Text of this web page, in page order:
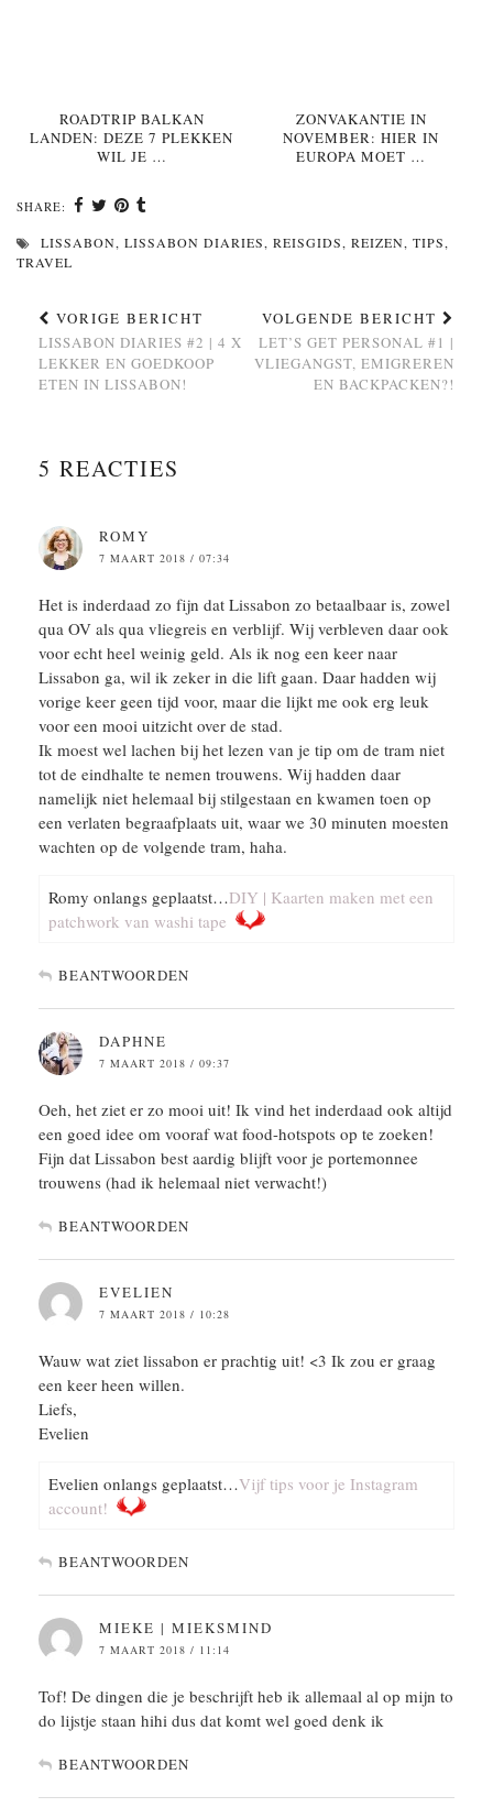
ROADTRIP BALKAN
LANDEN: DEZE 7 PLEKKEN
WIL JE …
ZONVAKANTIE IN
NOVEMBER: HIER IN
EUROPA MOET …
SHARE:
LISSABON, LISSABON DIARIES, REISGIDS, REIZEN, TIPS,
TRAVEL
VORIGE BERICHT
LISSABON DIARIES #2 | 4 X
LEKKER EN GOEDKOOP
ETEN IN LISSABON!
VOLGENDE BERICHT
LET’S GET PERSONAL #1 |
VLIEGANGST, EMIGREREN
EN BACKPACKEN?!
5 REACTIES
ROMY
7 MAART 2018 / 07:34
Het is inderdaad zo fijn dat Lissabon zo betaalbaar is, zowel
qua OV als qua vliegreis en verblijf. Wij verbleven daar ook
voor echt heel weinig geld. Als ik nog een keer naar
Lissabon ga, wil ik zeker in die lift gaan. Daar hadden wij
vorige keer geen tijd voor, maar die lijkt me ook erg leuk
voor een mooi uitzicht over de stad.
Ik moest wel lachen bij het lezen van je tip om de tram niet
tot de eindhalte te nemen trouwens. Wij hadden daar
namelijk niet helemaal bij stilgestaan en kwamen toen op
een verlaten begraafplaats uit, waar we 30 minuten moesten
wachten op de volgende tram, haha.
Romy onlangs geplaatst…DIY | Kaarten maken met een
patchwork van washi tape
BEANTWOORDEN
DAPHNE
7 MAART 2018 / 09:37
Oeh, het ziet er zo mooi uit! Ik vind het inderdaad ook altijd
een goed idee om vooraf wat food-hotspots op te zoeken!
Fijn dat Lissabon best aardig blijft voor je portemonnee
trouwens (had ik helemaal niet verwacht!)
BEANTWOORDEN
EVELIEN
7 MAART 2018 / 10:28
Wauw wat ziet lissabon er prachtig uit! <3 Ik zou er graag
een keer heen willen.
Liefs,
Evelien
Evelien onlangs geplaatst…Vijf tips voor je Instagram
account!
BEANTWOORDEN
MIEKE | MIEKSMIND
7 MAART 2018 / 11:14
Tof! De dingen die je beschrijft heb ik allemaal al op mijn to
do lijstje staan hihi dus dat komt wel goed denk ik
BEANTWOORDEN